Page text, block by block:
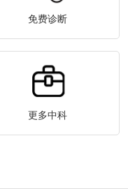
免费诊断
更多中科